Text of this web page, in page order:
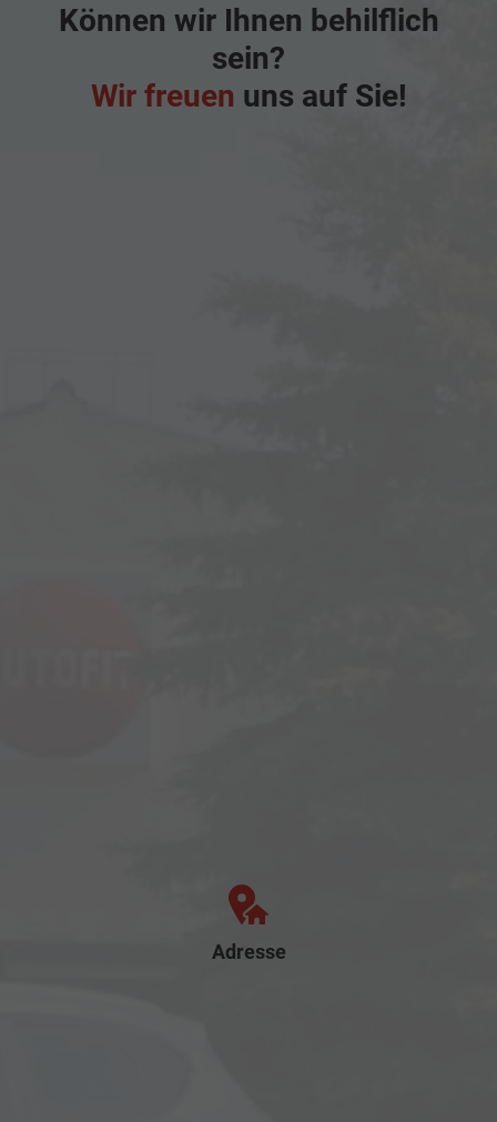
Können wir Ihnen behilflich
sein?
Wir freuen uns auf Sie!
Adresse